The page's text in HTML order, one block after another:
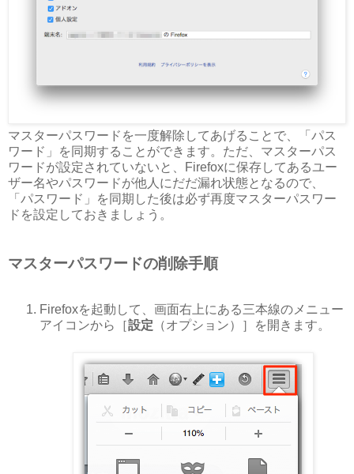
マスターパスワードを一度解除してあげることで、「パス
ワード」を同期することができます。ただ、マスターパス
ワードが設定されていないと、Firefoxに保存してあるユー
ザー名やパスワードが他人にだだ漏れ状態となるので、
「パスワード」を同期した後は必ず再度マスターパスワー
ドを設定しておきましょう。
マスターパスワードの削除手順
Firefoxを起動して、画面右上にある三本線のメニュー
アイコンから［設定 （オプション）］を開きます。